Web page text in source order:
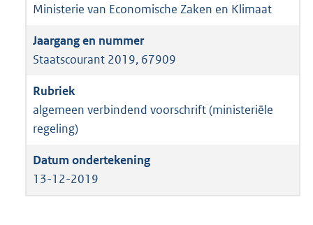
Ministerie van Economische Zaken en Klimaat
Staatscourant 2019, 67909
algemeen verbindend voorschrift (ministeriële
regeling)
13-12-2019